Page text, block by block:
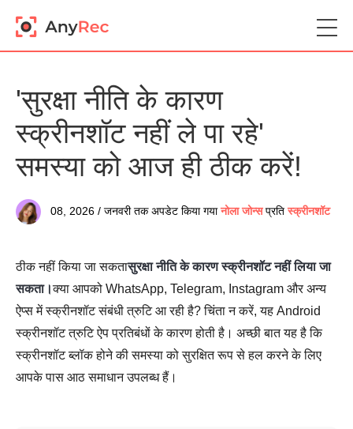
'सुरक्षा नीति के कारण
स्क्रीनशॉट नहीं ले पा रहे'
समस्या को आज ही ठीक करें!
08, 2026 / जनवरी तक अपडेट किया गया नोला जोन्सप्रतिस्क्रीनशॉट
ठीक नहीं किया जा सकतासुरक्षा नीति के कारण स्क्रीनशॉट नहीं लिया जा
सकता।क्या आपको WhatsApp, Telegram, Instagram और अन्य
ऐप्स में स्क्रीनशॉट संबंधी त्रुटि आ रही है? चिंता न करें, यह Android
स्क्रीनशॉट त्रुटि ऐप प्रतिबंधों के कारण होती है। अच्छी बात यह है कि
स्क्रीनशॉट ब्लॉक होने की समस्या को सुरक्षित रूप से हल करने के लिए
आपके पास आठ समाधान उपलब्ध हैं।